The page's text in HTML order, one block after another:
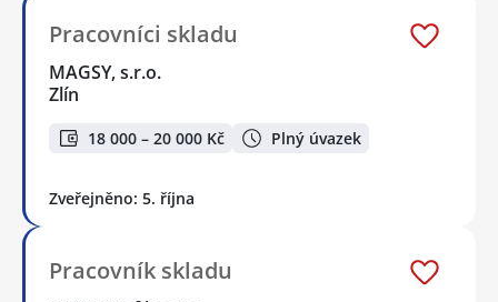
Pracovníci skladu
MAGSY, s.r.o.
Zlín
18 000 – 20 000 Kč Plný úvazek
Zveřejněno: 5. října
Pracovník skladu